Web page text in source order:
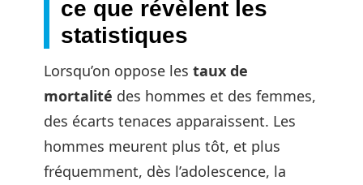
ce que révèlent les
statistiques
Lorsqu’on oppose les taux de
mortalité des hommes et des femmes,
des écarts tenaces apparaissent. Les
hommes meurent plus tôt, et plus
fréquemment, dès l’adolescence, la